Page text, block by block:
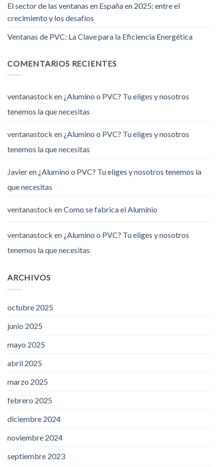
El sector de las ventanas en España en 2025: entre el
crecimiento y los desafíos
Ventanas de PVC: La Clave para la Eficiencia Energética
COMENTARIOS RECIENTES
ventanastock en ¿Alumino o PVC? Tu eliges y nosotros
tenemos la que necesitas
ventanastock en ¿Alumino o PVC? Tu eliges y nosotros
tenemos la que necesitas
Javieren ¿Alumino o PVC? Tu eliges y nosotros tenemos la
que necesitas
ventanastock enComo se fabrica el Aluminio
ventanastock en ¿Alumino o PVC? Tu eliges y nosotros
tenemos la que necesitas
ARCHIVOS
octubre 2025
junio 2025
mayo 2025
abril 2025
marzo 2025
febrero 2025
diciembre 2024
noviembre 2024
septiembre 2023